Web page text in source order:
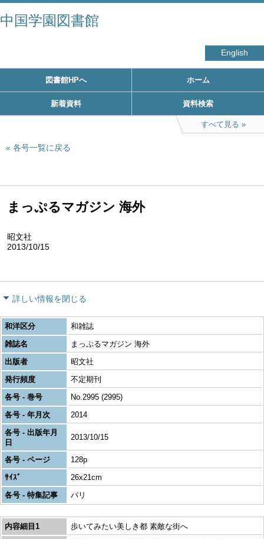
中国学園図書館
English
図書館HPへ ホーム
新着資料 資料検索
すべて見る
各号一覧に戻る
まっぷるマガジン 海外
昭文社
2013/10/15
詳しい情報を閉じる
和洋区分
和雑誌
雑誌名
まっぷるマガジン 海外
出版者
昭文社
発行頻度
不定期刊
各号 - 巻号
No.2995 (2995)
各号 - 年月次
2014
各号 - 出版年月
日
2013/10/15
各号 - ページ
128p
ｻｲｽﾞ
26x21cm
各号 - 特集記事
パリ
内容細目1 歩いてみたい美しき都 素敵な街へ